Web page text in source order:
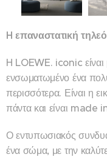
H επαναστατική
H LOEWE. iconic είναι
ενσωματωμένο ένα
περισσότερα. Είναι η
πάντα και είναι made
Ο εντυπωσιακός
ένα σώμα, με την